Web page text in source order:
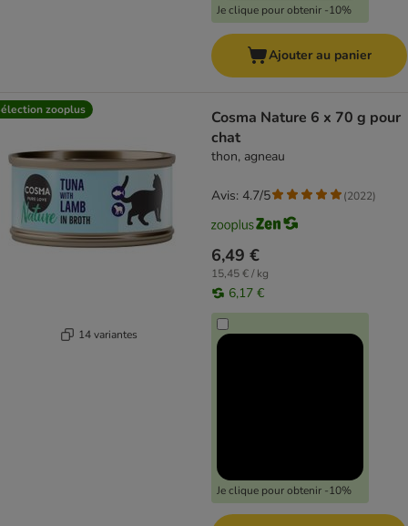
Je clique pour obtenir -10%
Ajouter au panier
zooplus
14 variantes
Cosma Nature 6 x 70 g pour
chat
thon, agneau
6,49 €
15,45 € / kg
6,17 €
Je clique pour obtenir -10%
Avis: 4.7/5 (2022)